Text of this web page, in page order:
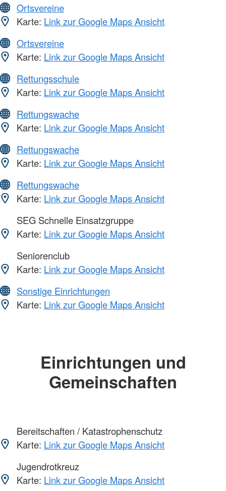
Ortsvereine
Karte: Link zur Google Maps Ansicht
Ortsvereine
Karte: Link zur Google Maps Ansicht
Rettungsschule
Karte: Link zur Google Maps Ansicht
Rettungswache
Karte: Link zur Google Maps Ansicht
Rettungswache
Karte: Link zur Google Maps Ansicht
Rettungswache
Karte: Link zur Google Maps Ansicht
SEG Schnelle Einsatzgruppe
Karte: Link zur Google Maps Ansicht
Seniorenclub
Karte: Link zur Google Maps Ansicht
Sonstige Einrichtungen
Karte: Link zur Google Maps Ansicht
Einrichtungen und
Gemeinschaften
Bereitschaften / Katastrophenschutz
Karte: Link zur Google Maps Ansicht
Jugendrotkreuz
Karte: Link zur Google Maps Ansicht